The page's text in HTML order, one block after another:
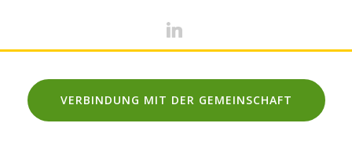
VERBINDUNG MIT DER GEMEINSCHAFT